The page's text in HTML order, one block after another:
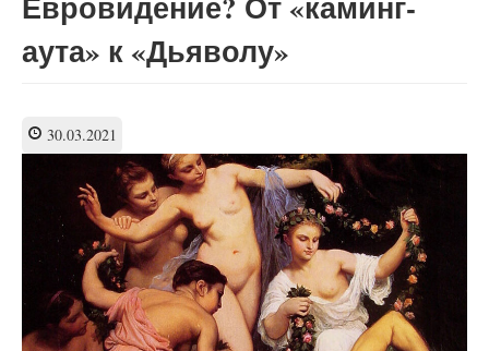
аута» к «Дьяволу»
30.03.2021